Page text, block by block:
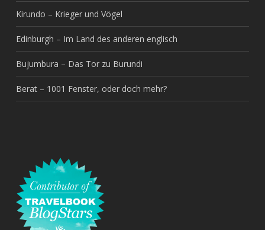
Kirundo – Krieger und Vögel
Edinburgh – Im Land des anderen englisch
Bujumbura – Das Tor zu Burundi
Berat – 1001 Fenster, oder doch mehr?